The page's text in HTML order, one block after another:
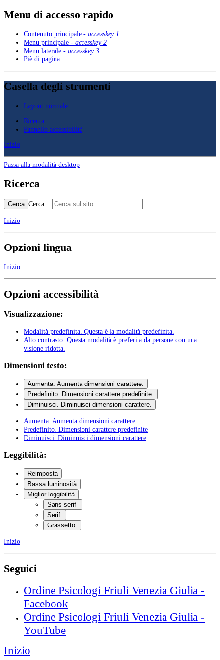
Menu di accesso rapido
Contenuto principale - accesskey 1
Menu principale - accesskey 2
Menu laterale - accesskey 3
Piè di pagina
Casella degli strumenti
Layout normale
Ricerca
Pannello accessibilità
Inizio
Passa alla modalità desktop
Ricerca
Cerca Cerca...
Inizio
Opzioni lingua
Inizio
Opzioni accessibilità
Visualizzazione:
Modalità predefinita . Questa è la modalità predefinita.
Alto contrasto . Questa modalità è preferita da persone con una
visione ridotta.
Dimensioni testo:
Aumenta. Aumenta dimensioni carattere.
Predefinito. Dimensioni carattere predefinite.
Diminuisci. Diminuisci dimensioni carattere.
Aumenta . Aumenta dimensioni carattere
Predefinito . Dimensioni carattere predefinite
Diminuisci . Diminuisci dimensioni carattere
Leggibilità:
Reimposta
Bassa luminosità
Miglior leggibilità
Sans serif
Serif
Grassetto
Inizio
Seguici
Ordine Psicologi Friuli Venezia Giulia -
Facebook
Ordine Psicologi Friuli Venezia Giulia -
YouTube
Inizio